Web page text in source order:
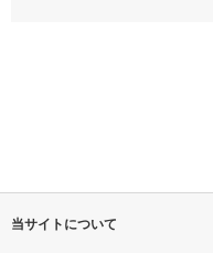
当サイトについて